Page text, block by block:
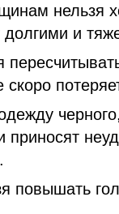
нельзя
долгими и
приносят
повышать